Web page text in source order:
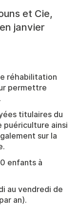
et Cie,
janvier
réhabilitation
permettre
titulaires du
puériculture ainsi
sur la
enfants à
au vendredi de
an).